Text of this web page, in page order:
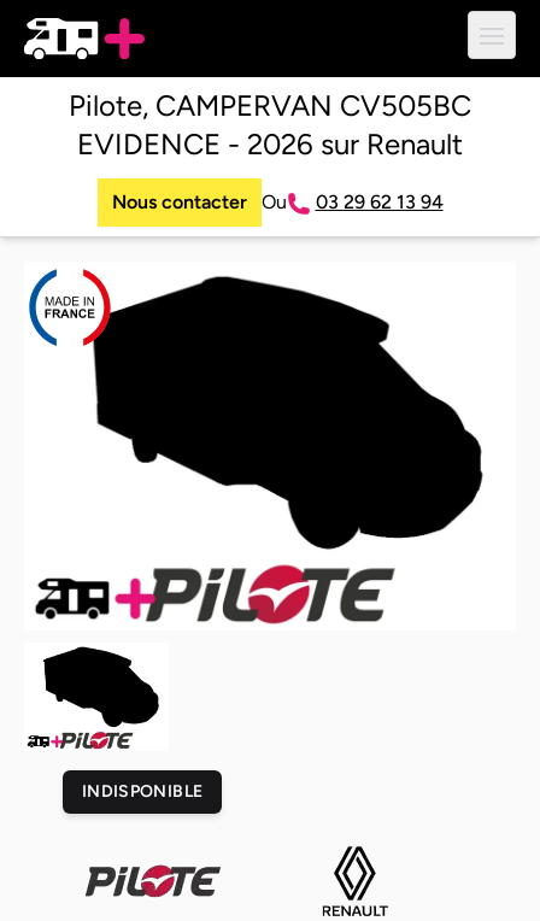
Pilote, CAMPERVAN CV505BC
EVIDENCE - 2026 sur Renault
Nous contacter Ou 03 29 62 13 94
INDISPONIBLE